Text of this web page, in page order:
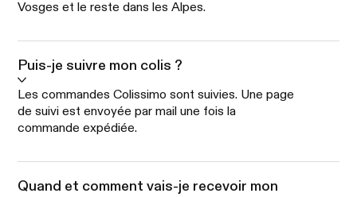
Vosges et le reste dans les Alpes.
Puis-je suivre mon colis ?
Les commandes Colissimo sont suivies. Une page
de suivi est envoyée par mail une fois la
commande expédiée.
Quand et comment vais-je recevoir mon